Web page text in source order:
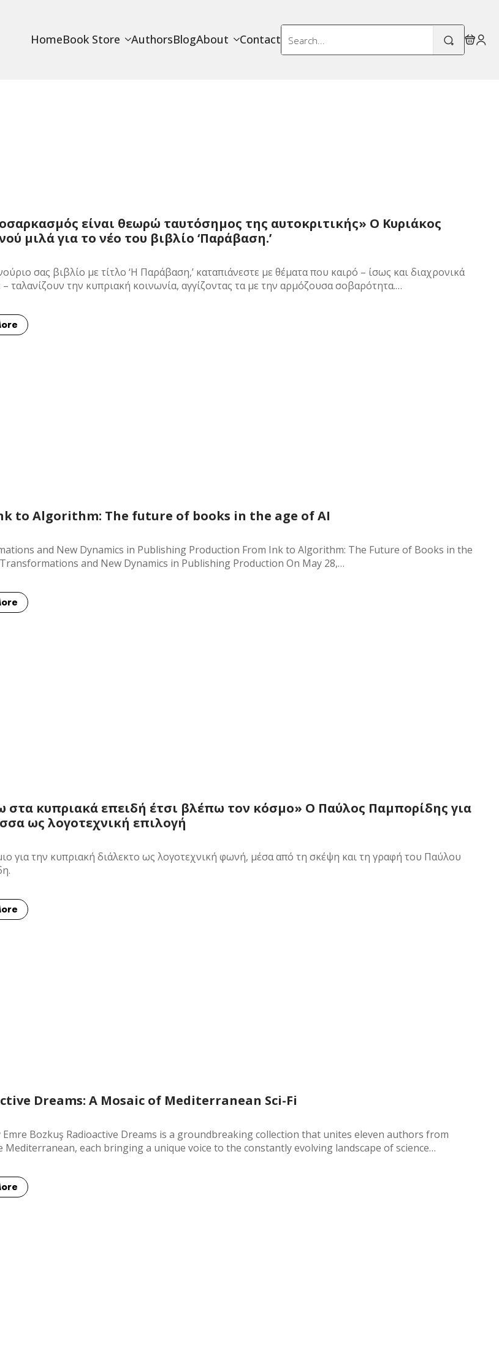
HomeBook Store AuthorsBlogAbout Contact
Search
for:
είναι θεωρώ ταυτόσημος της αυτοκριτικής» Ο Κυριάκος
μιλά για το νέο του βιβλίο ‘Παράβαση.’
σας βιβλίο με τίτλο ‘Η Παράβαση,’ καταπιάνεστε με θέματα που καιρό – ίσως και διαχρονικά
– ταλανίζουν την κυπριακή κοινωνία, αγγίζοντας τα με την αρμόζουσα σοβαρότητα.…
to Algorithm: The future of books in the age of AI
and New Dynamics in Publishing Production From Ink to Algorithm: The Future of Books in the
and New Dynamics in Publishing Production On May 28,…
στα κυπριακά επειδή έτσι βλέπω τον κόσμο» Ο Παύλος Παμπορίδης για
ως λογοτεχνική επιλογή
για την κυπριακή διάλεκτο ως λογοτεχνική φωνή, μέσα από τη σκέψη και τη γραφή του Παύλου
Dreams: A Mosaic of Mediterranean Sci-Fi
Emre Bozkuş Radioactive Dreams is a groundbreaking collection that unites eleven authors from
Mediterranean, each bringing a unique voice to the constantly evolving landscape of science…